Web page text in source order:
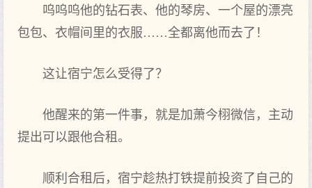
呜呜呜他的钻石表、他的琴房、一个屋的漂亮
包包、衣帽间里的衣服……全都离他而去了！
这让宿宁怎么受得了？
他醒来的第一件事，就是加萧今栩微信，主动
提出可以跟他合租。
顺利合租后，宿宁趁热打铁提前投资了自己的